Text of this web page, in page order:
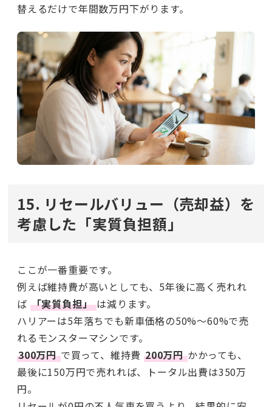
替えるだけで年間数万円下がります。
15. リセールバリュー（売却益）を
考慮した「実質負担額」
ここが一番重要です。
例えば維持費が高いとしても、5年後に高く売れれ
ば 「実質負担」は減ります。
ハリアーは5年落ちでも新車価格の50%〜60%で売
れるモンスターマシンです。
300万円で買って、維持費200万円かかっても、
最後に150万円で売れれば、トータル出費は350万
円。